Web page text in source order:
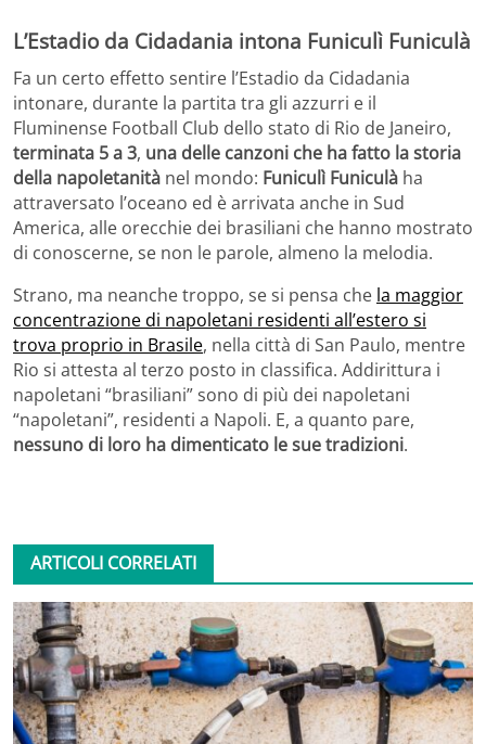
L’Estadio da Cidadania intona Funiculì Funiculà
Fa un certo effetto sentire l’Estadio da Cidadania
intonare, durante la partita tra gli azzurri e il
Fluminense Football Club dello stato di Rio de Janeiro,
terminata 5 a 3, una delle canzoni che ha fatto la storia
della napoletanità nel mondo: Funiculì Funiculà ha
attraversato l’oceano ed è arrivata anche in Sud
America, alle orecchie dei brasiliani che hanno mostrato
di conoscerne, se non le parole, almeno la melodia.
Strano, ma neanche troppo, se si pensa che la maggior
concentrazione di napoletani residenti all’estero si
trova proprio in Brasile, nella città di San Paulo, mentre
Rio si attesta al terzo posto in classifica. Addirittura i
napoletani “brasiliani” sono di più dei napoletani
“napoletani”, residenti a Napoli. E, a quanto pare,
nessuno di loro ha dimenticato le sue tradizioni.
ARTICOLI CORRELATI